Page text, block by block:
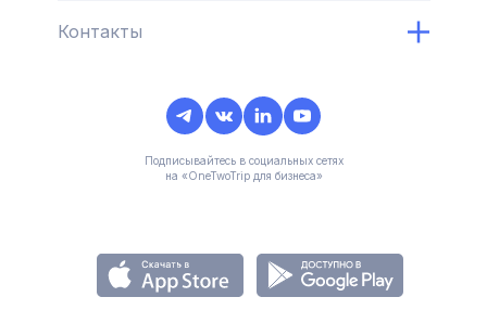
Контакты
Подписывайтесь в социальных сетях
на «OneTwoTrip для бизнеса»